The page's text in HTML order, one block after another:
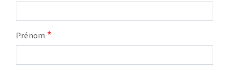
Prénom